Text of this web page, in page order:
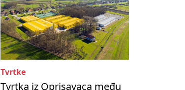
Tvrtke
Tvrtka iz Oprisavaca među